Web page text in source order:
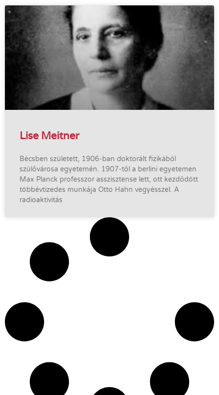
Lise Meitner
Bécsben született, 1906-ban doktorált fizikából
szülővárosa egyetemén. 1907-től a berlini egyetemen
Max Planck professzor asszisztense lett, ott kezdődött
többévtizedes munkája Otto Hahn vegyésszel. A
radioaktivitás